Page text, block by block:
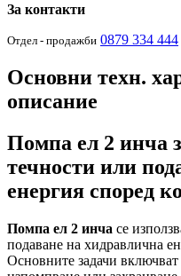
За контакти
Отдел - продажби 0879 334 444
Основни техн.
описание
Помпа ел 2 инча
течности или
енергия според
Помпа ел 2 инча се
подаване на хидравлична
Основните задачи